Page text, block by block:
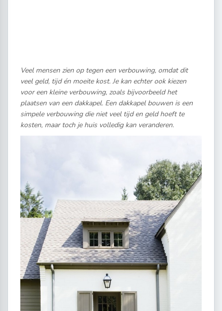
Veel mensen zien op tegen een verbouwing, omdat dit
veel geld, tijd én moeite kost. Je kan echter ook kiezen
voor een kleine verbouwing, zoals bijvoorbeeld het
plaatsen van een dakkapel. Een dakkapel bouwen is een
simpele verbouwing die niet veel tijd en geld hoeft te
kosten, maar toch je huis volledig kan veranderen.